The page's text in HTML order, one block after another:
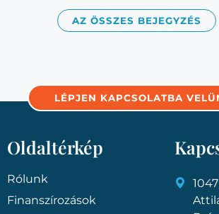
AZ ÖSSZES BEJEGYZÉS
LÉPJEN KAPCSOLATBA
Oldaltérkép
Rólunk
Finanszírozások